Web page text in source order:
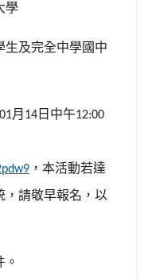
學
生及完全中學國中
01月 14 日中午12:00
，本活動若達
，請敬早報名，以